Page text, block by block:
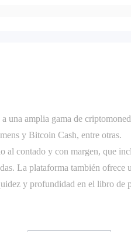
una amplia gama de
y Bitcoin Cash, entre otras.
al contado y con margen, que
La plataforma también ofrece
y profundidad en el libro de